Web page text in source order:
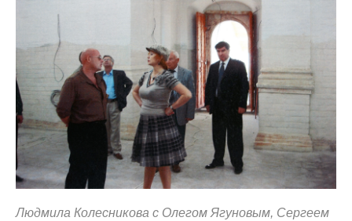
Людмила Колесникова с Олегом Ягуновым, Сергеем